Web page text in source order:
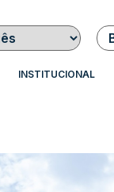
INSTITUCIONAL